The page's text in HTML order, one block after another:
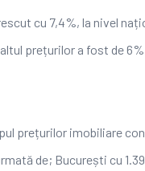
cu 7,4%, la nivel
prețurilor a fost de
prețurilor imobiliare
de; București cu